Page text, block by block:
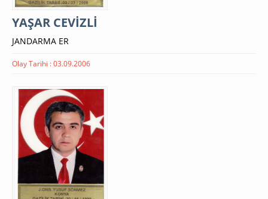
YAŞAR CEVİZLİ
JANDARMA ER
Olay Tarihi : 03.09.2006